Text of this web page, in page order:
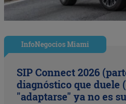
InfoNegocios Miami
SIP Connect 2026
diagnóstico que duele
"adaptarse" ya no es